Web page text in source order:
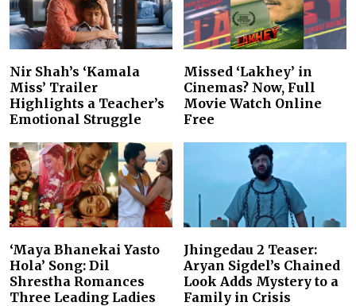
Nir Shah’s ‘Kamala
Miss’ Trailer
Highlights a Teacher’s
Emotional Struggle
Missed ‘Lakhey’ in
Cinemas? Now, Full
Movie Watch Online
Free
‘Maya Bhanekai Yasto
Hola’ Song: Dil
Shrestha Romances
Three Leading Ladies
Jhingedau 2 Teaser:
Aryan Sigdel’s Chained
Look Adds Mystery to a
Family in Crisis